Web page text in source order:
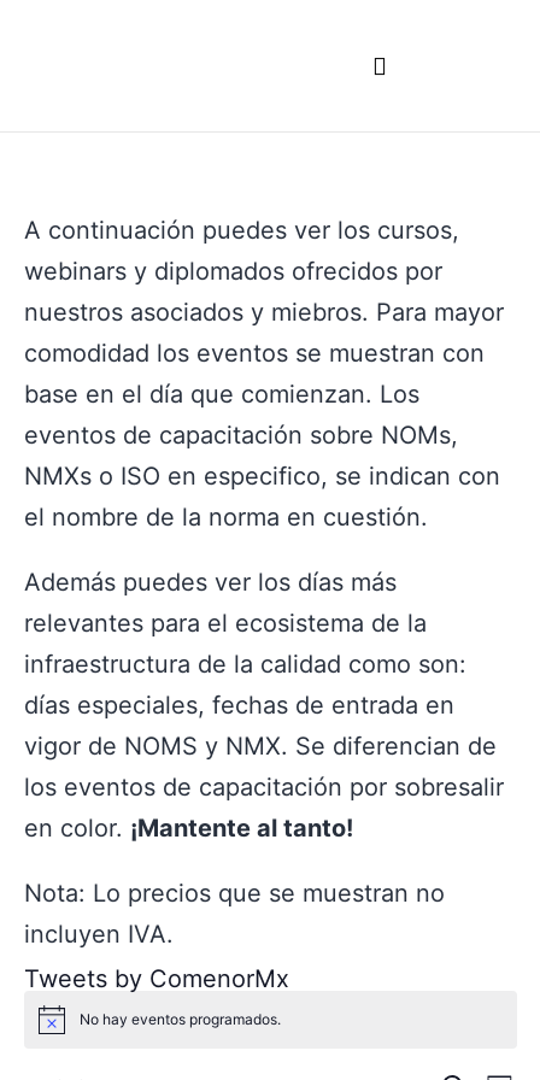
A continuación puedes ver los cursos,
webinars y diplomados ofrecidos por
nuestros asociados y miebros. Para mayor
comodidad los eventos se muestran con
base en el día que comienzan. Los
eventos de capacitación sobre NOMs,
NMXs o ISO en especifico, se indican con
el nombre de la norma en cuestión.
Además puedes ver los días más
relevantes para el ecosistema de la
infraestructura de la calidad como son:
días especiales, fechas de entrada en
vigor de NOMS y NMX. Se diferencian de
los eventos de capacitación por sobresalir
en color. ¡Mantente al tanto!
Nota: Lo precios que se muestran no
incluyen IVA.
Tweets by ComenorMx
No hay eventos programados.